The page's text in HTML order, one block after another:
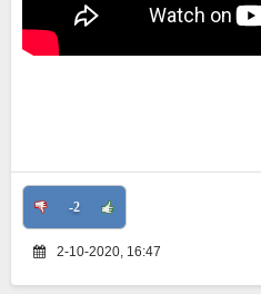
-2
2-10-2020, 16:47